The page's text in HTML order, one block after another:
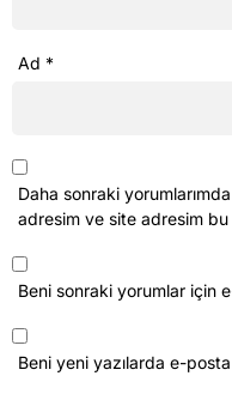
Ad *
Daha sonraki
adresim ve site adresim bu
Beni sonraki yorumlar için
Beni yeni yazılarda e-